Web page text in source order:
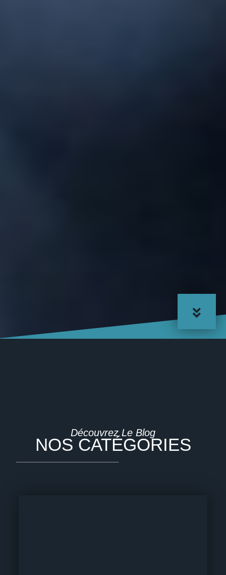
Découvrez Le Blog
NOS CATÉGORIES